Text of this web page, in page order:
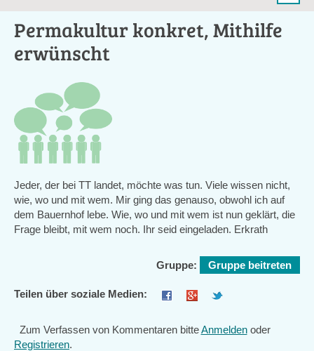
Permakultur konkret, Mithilfe
erwünscht
Jeder, der bei TT landet, möchte was tun. Viele wissen nicht,
wie, wo und mit wem. Mir ging das genauso, obwohl ich auf
dem Bauernhof lebe. Wie, wo und mit wem ist nun geklärt, die
Frage bleibt, mit wem noch. Ihr seid eingeladen. Erkrath
Gruppe: Gruppe beitreten
Teilen über soziale Medien:
Zum Verfassen von Kommentaren bitteAnmeldenoder
Registrieren.